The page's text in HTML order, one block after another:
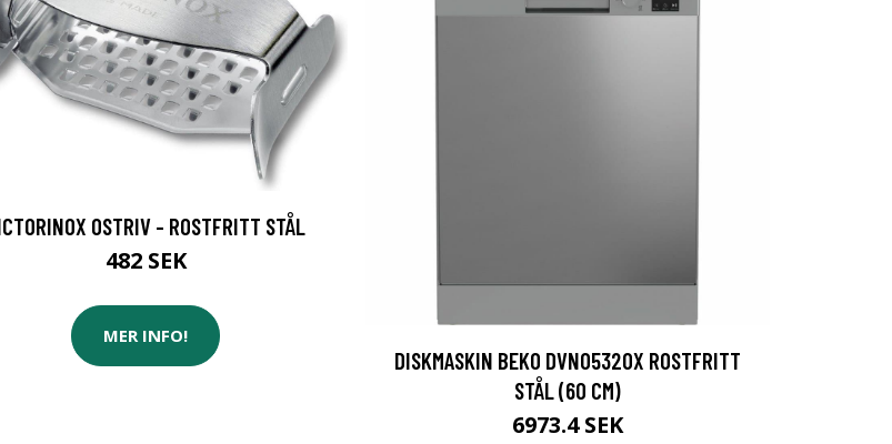
OSTRIV - ROSTFRITT STÅL
482 SEK
MER INFO!
DISKMASKIN BEKO DVN05320X ROSTFRITT
STÅL (60 CM)
6973.4 SEK